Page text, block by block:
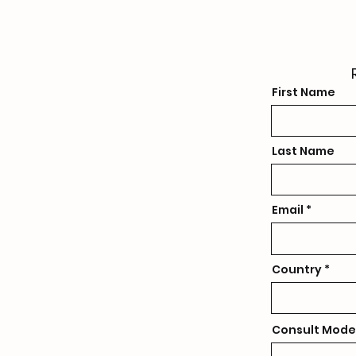
First Name
Last Name
Email
Country
Consult